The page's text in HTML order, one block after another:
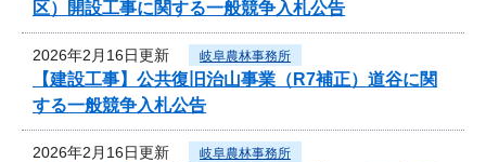
区）開設工事に関する一般競争入札公告
2026年2月16日更新 岐阜農林事務所
【建設工事】公共復旧治山事業（R7補正）道谷に関
する一般競争入札公告
2026年2月16日更新 岐阜農林事務所